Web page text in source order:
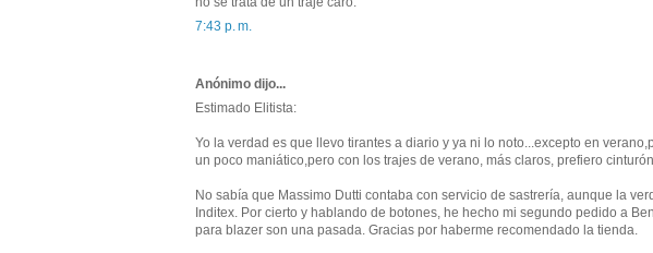
7:43 p. m.
Anónimo dijo...
Estimado Elitista:
Yo la verdad es que llevo tirantes a diario y ya ni lo noto...excepto en
un poco maniático,pero con los trajes de verano, más claros, prefiero
No sabía que Massimo Dutti contaba con servicio de sastrería, aunque la
Inditex. Por cierto y hablando de botones, he hecho mi segundo pedido a
para blazer son una pasada. Gracias por haberme recomendado la tienda.